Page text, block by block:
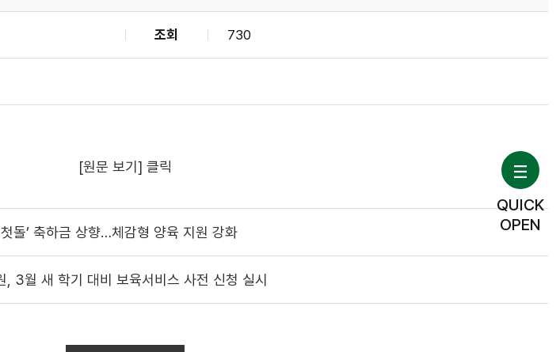
조회 730
[원문 보기] 클릭
돌’ 축하금 상향…체감형 양육 지원 강화
3월 새 학기 대비 보육서비스 사전 신청 실시
QUICK
OPEN